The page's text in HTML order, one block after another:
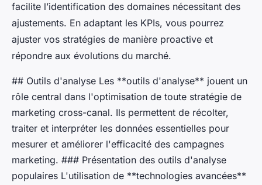
facilite l’identification des domaines nécessitant des
ajustements. En adaptant les KPIs, vous pourrez
ajuster vos stratégies de manière proactive et
répondre aux évolutions du marché.
## Outils d'analyse Les **outils d'analyse** jouent un
rôle central dans l'optimisation de toute stratégie de
marketing cross-canal. Ils permettent de récolter,
traiter et interpréter les données essentielles pour
mesurer et améliorer l'efficacité des campagnes
marketing. ### Présentation des outils d'analyse
populaires L'utilisation de **technologies avancées**